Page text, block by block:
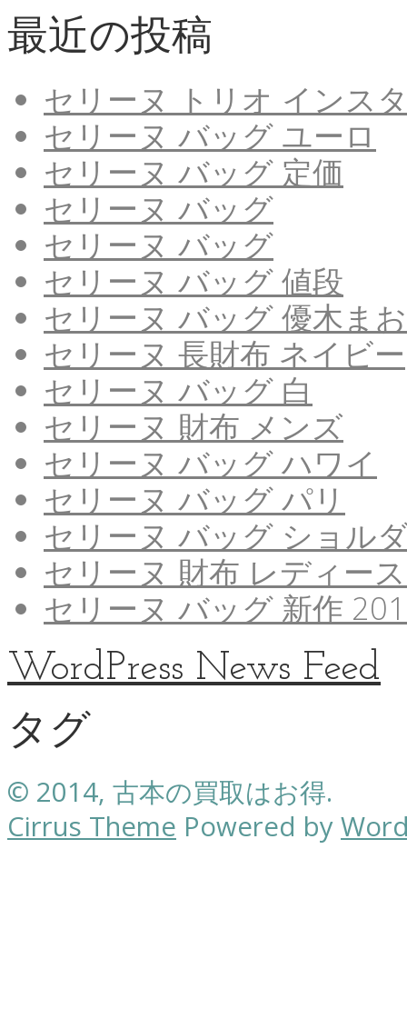
最近の投稿
セリーヌ トリオ インス
セリーヌ バッグ ユーロ
セリーヌ バッグ 定価
セリーヌ バッグ
セリーヌ バッグ
セリーヌ バッグ 値段
セリーヌ バッグ 優木ま
セリーヌ 長財布 ネイビー
セリーヌ バッグ 白
セリーヌ 財布 メンズ
セリーヌ バッグ ハワイ
セリーヌ バッグ パリ
セリーヌ バッグ ショル
セリーヌ 財布 レディー
セリーヌ バッグ 新作
WordPress News Feed
タグ
© 2014, 古本の買取はお得.
Cirrus Theme Powered by